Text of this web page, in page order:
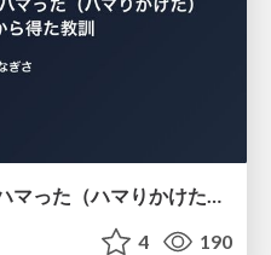
AWS ネットワーク構築でハマった（ハマりかけた） 5選とそこから得た教訓
4 190